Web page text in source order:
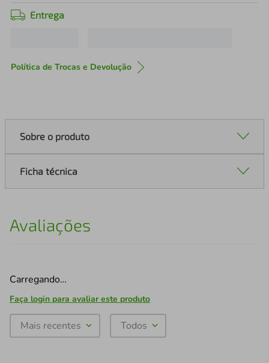
Entrega
Política de Trocas e Devolução
Sobre o produto
Ficha técnica
Avaliações
Carregando…
Faça login para avaliar este produto
Mais recentes Todos